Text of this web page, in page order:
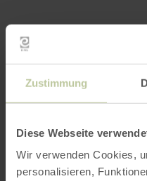
Zustimmung
Diese Webseite
Wir verwenden Cookies,
personalisieren,